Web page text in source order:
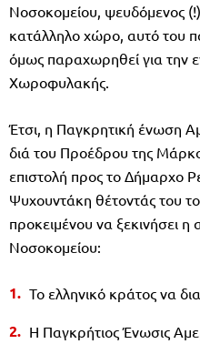
Νοσοκομείου, ψευδόμενος
κατάλληλο χώρο, αυτό του
όμως παραχωρηθεί για την
Χωροφυλακής.
Έτσι, η Παγκρητική ένωση
διά του Προέδρου της
επιστολή προς το Δήμαρχο
Ψυχουντάκη θέτοντάς του
προκειμένου να ξεκινήσει η
Νοσοκομείου:
Το ελληνικό κράτος να
Η Παγκρήτιος Ένωσις